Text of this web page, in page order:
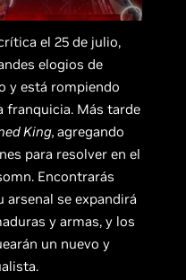
el 25 de julio,
elogios de
y está rompiendo
franquicia. Más tarde
King,agregando
para resolver en el
Encontrarás
arsenal se expandirá
y armas, y los
un nuevo y